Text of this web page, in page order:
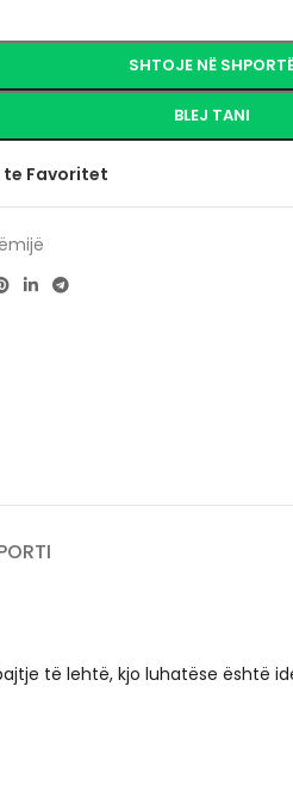
SHTOJE NË
BLEJ TANI
te Favoritet
të lehtë, kjo luhatëse është